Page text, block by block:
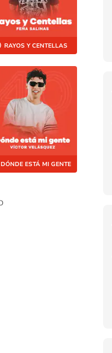
RAYOS Y CENTELLAS
DÓNDE ESTÁ MI GENTE